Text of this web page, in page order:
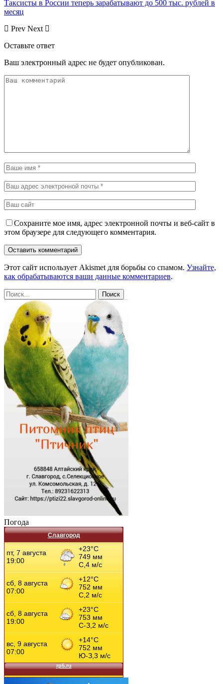
Таксисты в России теперь зарабатывают до 500 тыс. рублей в
месяц
Prev Next
Оставьте ответ
Ваш электронный адрес не будет опубликован.
Сохраните мое имя, адрес электронной почты и веб-сайт в
этом браузере для следующего комментария.
Этот сайт использует Akismet для борьбы со спамом. Узнайте,
как обрабатываются ваши данные комментариев.
Погода
Славгород